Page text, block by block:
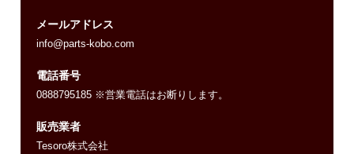
メールアドレス
info@parts-kobo.com
電話番号
0888795185 ※営業電話はお断りします。
販売業者
Tesoro株式会社